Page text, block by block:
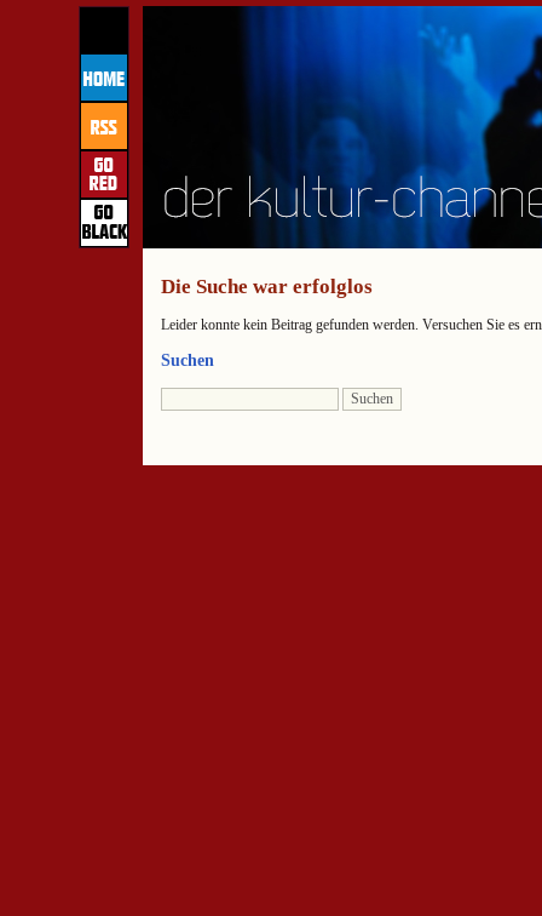
Die Suche war erfolglos
Leider konnte kein Beitrag gefunden werden. Versuchen Sie es
Suchen